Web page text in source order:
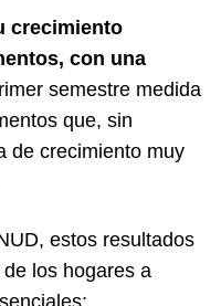
crecimiento
con una
semestre medida
que, sin
de crecimiento muy
estos resultados
los hogares a